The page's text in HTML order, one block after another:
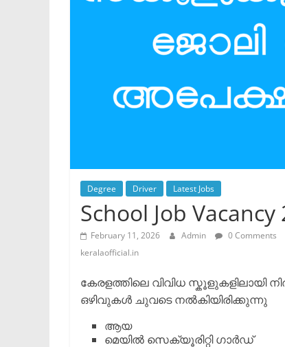
Degree Driver Latest Jobs
School Job
February 11, 2026 Admin 0 Comments
keralaofficial.in
കേരളത്തിലെ വിവിധ സ്കൂളുകളിലായി
ഒഴിവുകൾ ചുവടെ നൽകിയിരിക്കുന്നു
​ആയ
​മെയിൽ സെക്യൂരിറ്റി ഗാർഡ്